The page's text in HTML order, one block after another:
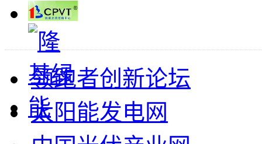
领跑者创新论坛
太阳能发电网